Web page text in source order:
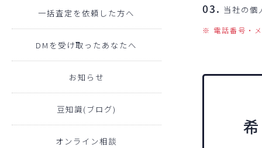
一括査定を依頼した方へ
DMを受け取ったあなたへ
お知らせ
豆知識(ブログ)
オンライン相談
03. 当社の個
※ 電話番号・